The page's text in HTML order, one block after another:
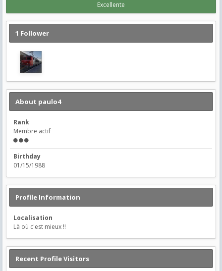
Excellente
1 Follower
About paulo4
Rank
Membre actif
Birthday
01/15/1988
Profile Information
Localisation
Là où c'est mieux !!
Recent Profile Visitors